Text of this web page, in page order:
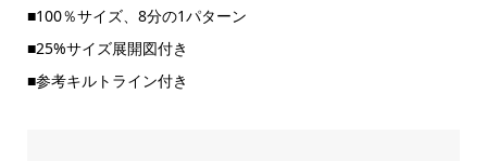
■100％サイズ、8分の1パターン
■25%サイズ展開図付き
■参考キルトライン付き